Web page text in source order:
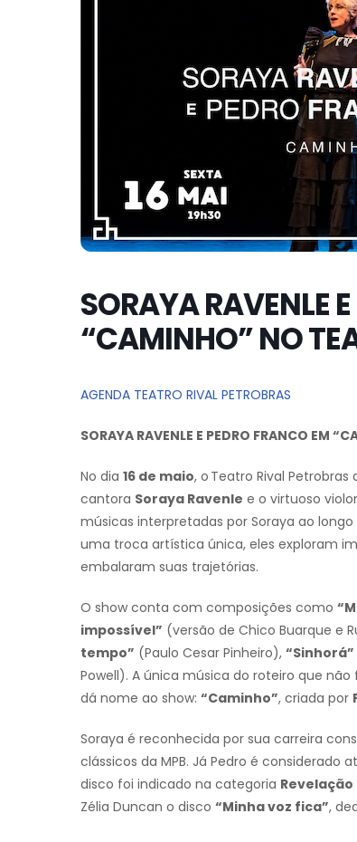
SORAYA RAVENLE
“CAMINHO” NO
AGENDA TEATRO RIVAL PETROBRAS
SORAYA RAVENLE E PEDRO FRANCO EM
No dia 16 de maio, o Teatro Rival
cantora Soraya Ravenle e o virtuoso
músicas interpretadas por Soraya ao
uma troca artística única, eles exploram
embalaram suas trajetórias.
O show conta com composições como
impossível” (versão de Chico Buarque e
tempo” (Paulo Cesar Pinheiro), “Sinhorá”
Powell). A única música do roteiro que
dá nome ao show: “Caminho”, criada por
Soraya é reconhecida por sua carreira
clássicos da MPB. Já Pedro é
disco foi indicado na categoria Revelação
Zélia Duncan o disco “Minha voz fica”,